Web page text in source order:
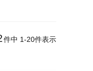
件中 1-20件表示